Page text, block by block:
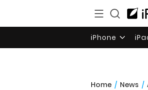
iPhone
Home / News /